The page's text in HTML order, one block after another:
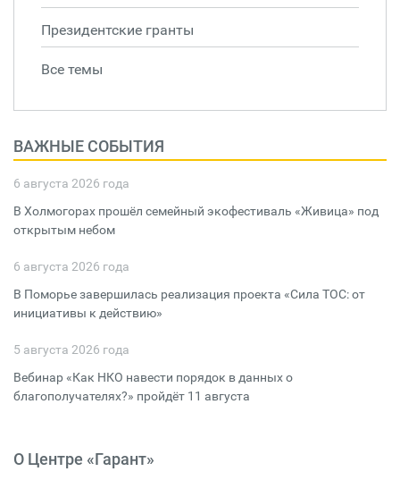
Президентские гранты
Все темы
ВАЖНЫЕ СОБЫТИЯ
6 августа 2026 года
В Холмогорах прошёл семейный экофестиваль «Живица» под
открытым небом
6 августа 2026 года
В Поморье завершилась реализация проекта «Сила ТОС: от
инициативы к действию»
5 августа 2026 года
Вебинар «Как НКО навести порядок в данных о
благополучателях?» пройдёт 11 августа
О Центре «Гарант»